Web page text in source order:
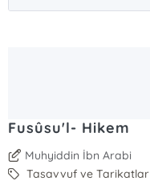
Fusûsu'l- Hikem
Muhyiddin İbn Arabi
Tasavvuf ve Tarikatlar